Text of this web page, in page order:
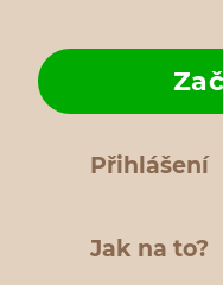
Přihlášení
Jak na to?